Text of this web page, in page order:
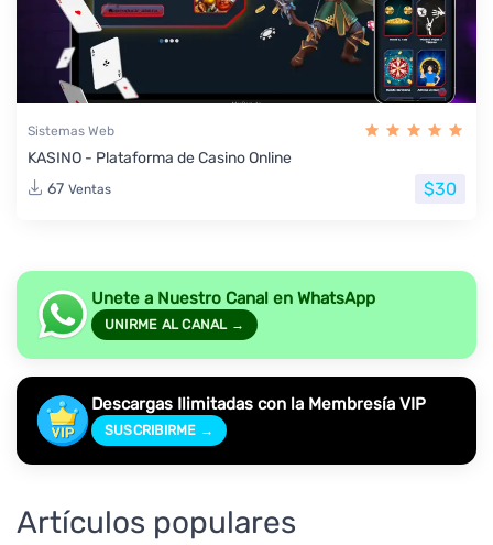
Sistemas Web
KASINO - Plataforma de Casino Online
67 Ventas $30
Unete a Nuestro Canal en WhatsApp
UNIRME AL CANAL →
Descargas Ilimitadas con la Membresía VIP
SUSCRIBIRME →
Artículos populares